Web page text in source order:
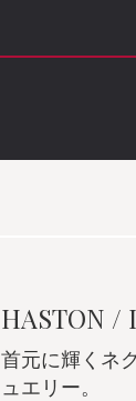
HASTON /
首元に輝くネ
ュエリー。